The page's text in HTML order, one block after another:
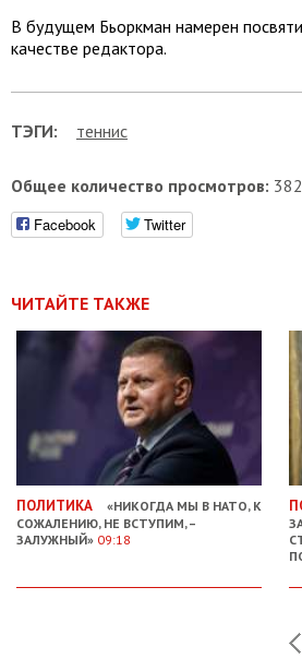
В будущем Бьоркман намерен
качестве редактора.
ТЭГИ: теннис
Общее количество просмотров: 382
Facebook Twitter
ЧИТАЙТЕ ТАКЖЕ
ПОЛИТИКА
«НИКОГДА МЫ В НАТО, К
СОЖАЛЕНИЮ, НЕ ВСТУПИМ, –
ЗАЛУЖНЫЙ» 09:18